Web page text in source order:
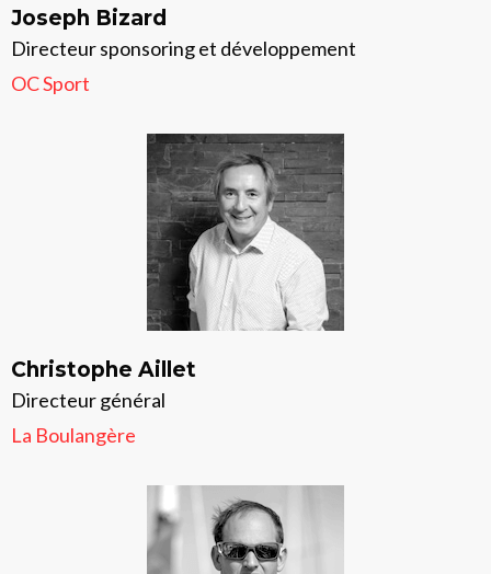
Joseph Bizard
Directeur sponsoring et développement
OC Sport
Christophe Aillet
Directeur général
La Boulangère